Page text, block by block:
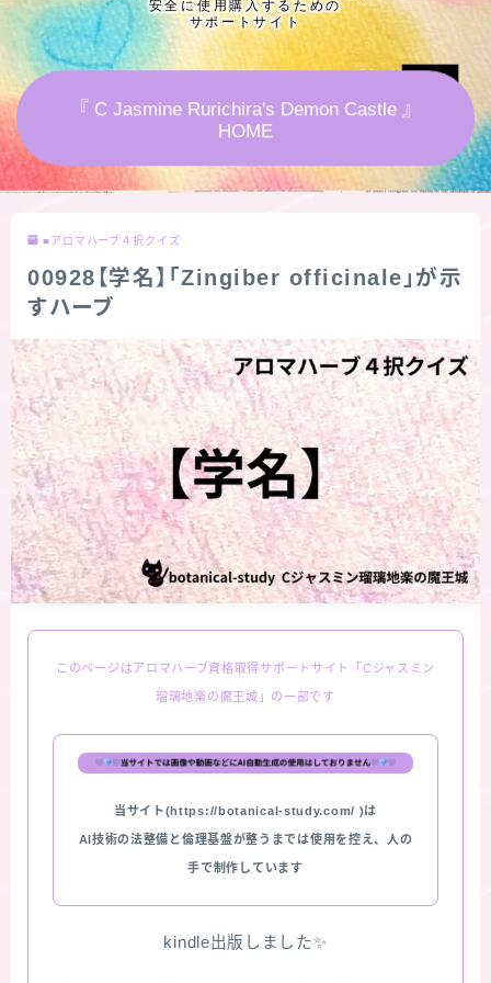
アロマハーブアンケート
おすすめ商品＆レビュー
★スペシャルアロマハーブ４択クイズ (kindle出
お問い合わせ
サイトマップ
安全に使用購入するための
サポートサイト
『 C Jasmine Rurichira's Demon Castle 』
HOME
■アロマハーブ４択クイズ
00928【学名】「Zingiber officinale」が示
すハーブ
このページはアロマハーブ資格取得サポートサイト「Cジャスミン
瑠璃地楽の魔王城」の一部です
当サイト(https://botanical-study.com/ )は
AI技術の法整備と倫理基盤が整うまでは使用を控え、人の
手で制作しています
kindle出版しました✨